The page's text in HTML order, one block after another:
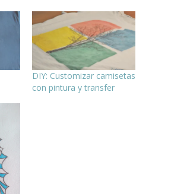
DIY: Customizar camisetas
con pintura y transfer